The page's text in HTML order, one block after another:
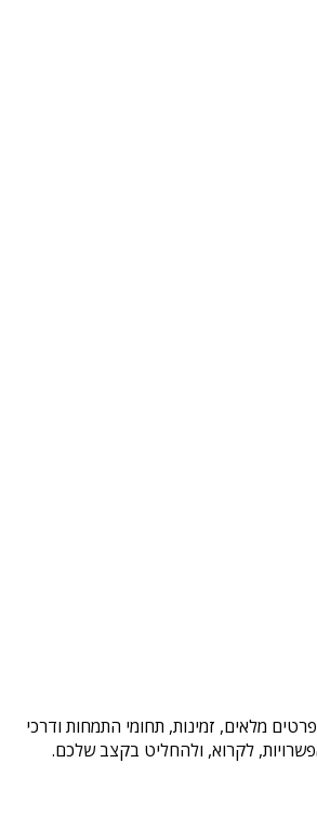
מלאים, זמינות, תחומי התמחות ודרכי
לקרוא, ולהחליט בקצב שלכם.